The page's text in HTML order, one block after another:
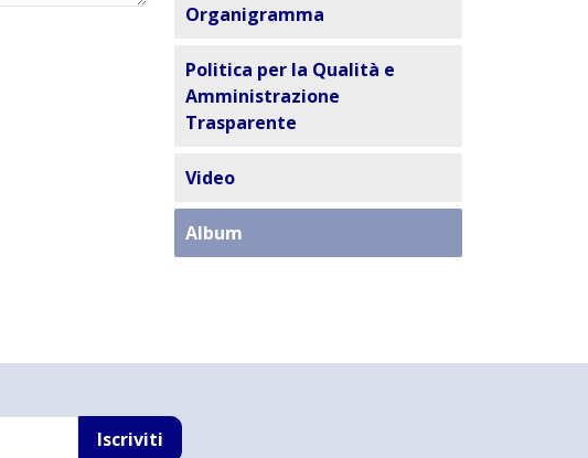
Organigramma
Politica per la Qualità e
Amministrazione
Trasparente
Video
Album
Iscriviti